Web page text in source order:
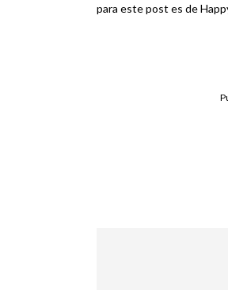
para este post es de